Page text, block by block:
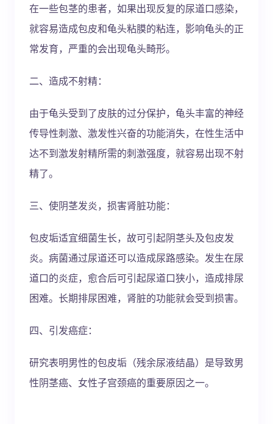
在一些包茎的患者，如果出现反复的尿道口感染，
就容易造成包皮和龟头粘膜的粘连，影响龟头的正
常发育，严重的会出现龟头畸形。
二、造成不射精：
由于龟头受到了皮肤的过分保护，龟头丰富的神经
传导性刺激、激发性兴奋的功能消失，在性生活中
达不到激发射精所需的刺激强度，就容易出现不射
精了。
三、使阴茎发炎，损害肾脏功能：
包皮垢适宜细菌生长，故可引起阴茎头及包皮发
炎。病菌通过尿道还可以造成尿路感染。发生在尿
道口的炎症，愈合后可引起尿道口狭小，造成排尿
困难。长期排尿困难，肾脏的功能就会受到损害。
四、引发癌症：
研究表明男性的包皮垢（残余尿液结晶）是导致男
性阴茎癌、女性子宫颈癌的重要原因之一。